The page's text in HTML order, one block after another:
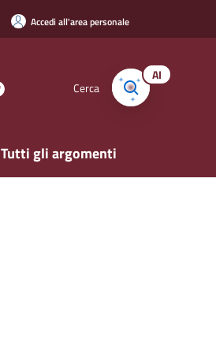
Accedi all'area personale
Cerca
AI
Tutti gli argomenti